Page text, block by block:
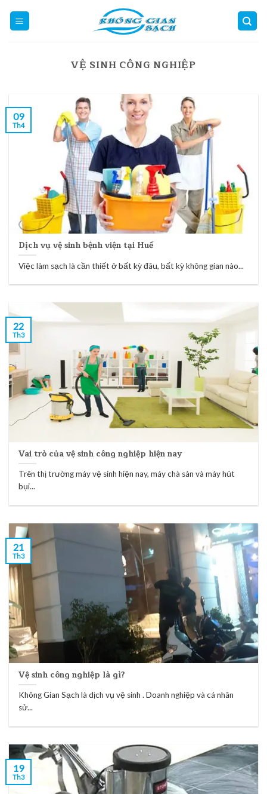
VỆ SINH CÔNG NGHIỆP
Dịch vụ vệ sinh bệnh viện tại Huế
Việc làm sạch là cần thiết ở bất kỳ đâu, bất kỳ không gian nào...
09
Th4
Vai trò của vệ sinh công nghiệp hiện nay
Trên thị trường máy vệ sinh hiện nay, máy chà sàn và máy hút
bụi...
22
Th3
Vệ sinh công nghiệp là gì?
Không Gian Sạch là dịch vụ vệ sinh . Doanh nghiệp và cá nhân
sử...
21
Th3
19
Th3